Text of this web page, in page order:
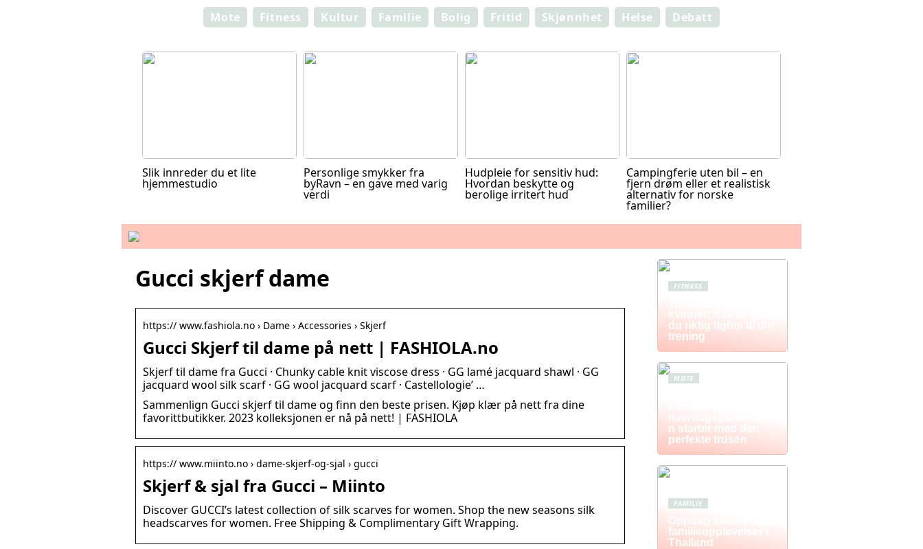
Mote Fitness Kultur Familie Bolig Fritid Skjønnhet Helse Debatt
Slik innreder du et lite
hjemmestudio
Personlige smykker fra
byRavn – en gave med varig
verdi
Hudpleie for sensitiv hud:
Hvordan beskytte og
berolige irritert hud
Campingferie uten bil – en
fjern drøm eller et realistisk
alternativ for norske
familier?
Gucci skjerf dame
https:// www.fashiola.no › Dame › Accessories › Skjerf
Gucci Skjerf til dame på nett | FASHIOLA.no
Skjerf til dame fra Gucci · Chunky cable knit viscose dress · GG lamé jacquard shawl · GG
jacquard wool silk scarf · GG wool jacquard scarf · Castellologie’ …
Sammenlign Gucci skjerf til dame og finn den beste prisen. Kjøp klær på nett fra dine
favorittbutikker. 2023 kolleksjonen er nå på nett! | FASHIOLA
https:// www.miinto.no › dame-skjerf-og-sjal › gucci
Skjerf & sjal fra Gucci – Miinto
Discover GUCCI’s latest collection of silk scarves for women. Shop the new seasons silk
headscarves for women. Free Shipping & Complimentary Gift Wrapping.
FITNESS
kvinner: Slik velger
du riktig tights til din
trening
MOTE
hverdagsgarderobe
n starter med den
perfekte trusen
FAMILIE
Oppdag eventyrlige
familieopplevelser i
Thailand